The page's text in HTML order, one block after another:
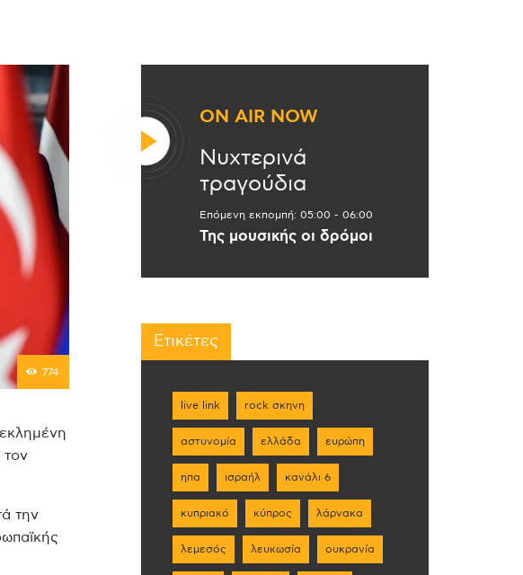
774
τον
την
ON AIR NOW
Νυχτερινά
τραγούδια
Επόμενη εκπομπή: 05:00 - 06:00
Της μουσικής οι δρόμοι
Ετικέτες
live link rock σκηνη
αστυνομία ελλάδα ευρώπη
ηπα ισραήλ κανάλι 6
κυπριακό κύπρος λάρνακα
λεμεσός λευκωσία ουκρανία